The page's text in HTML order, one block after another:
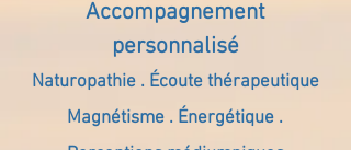
Accompagnement
personnalisé
Naturopathie . Écoute thérapeutique
Magnétisme . Énergétique .